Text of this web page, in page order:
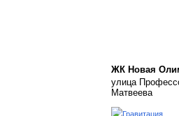
ЖК Новая
улица
Матвеева